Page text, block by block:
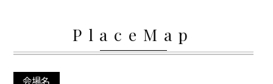
PlaceMap
会場名